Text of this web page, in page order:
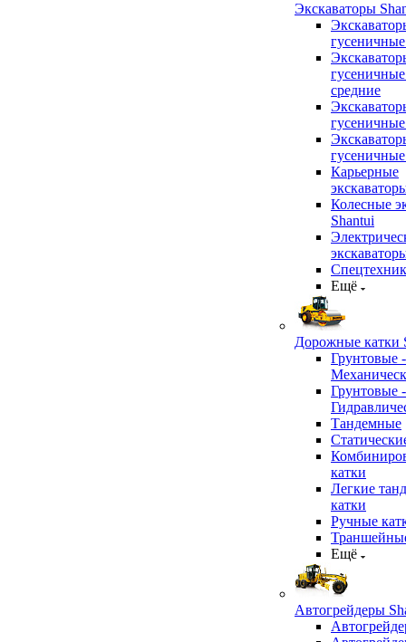
Экскаваторы
средние
Карьерные
Колесные
Shantui
Ещё
Дорожные катки
Грунтовые -
Грунтовые -
Тандемные
катки
Легкие
катки
Ручные
Ещё
Автогрейдеры